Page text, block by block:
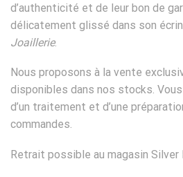
d’authenticité et de leur bon de
délicatement glissé dans son écrin
Joaillerie.
Nous proposons à la vente
disponibles dans nos stocks. Vous
d’un traitement et d’une
commandes.
Retrait possible au magasin Silver